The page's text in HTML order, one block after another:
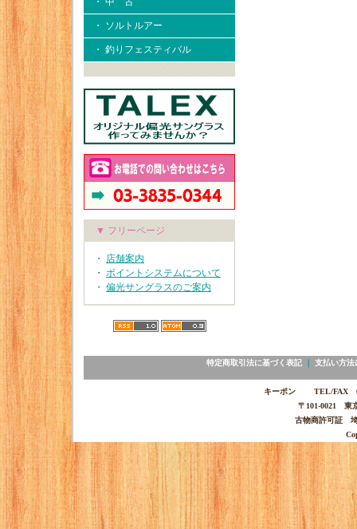
・ ソルトルアー
・ 釣りフェスティバル
▼ フリーページ
・ 店舗案内
・ ポイントシステムについて
・ 偏光サングラスのご案内
特定商取引法に基づく表記｜ 支払い方法
キーポン TEL/FAX
〒101-0021 東
古物商許可証